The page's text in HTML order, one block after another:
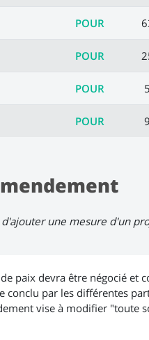
POUR
POUR
POUR 5
POUR 9
une mesure d'un
paix devra être négocié
par les différentes
vise à modifier "toute